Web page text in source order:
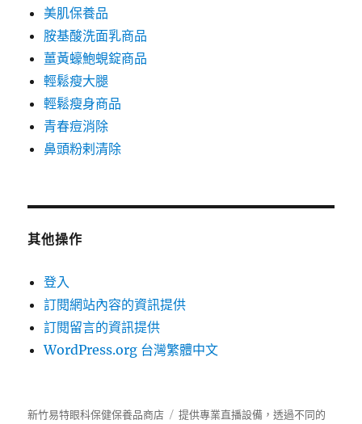
美肌保養品
胺基酸洗面乳商品
薑黃蠔鮑蜆錠商品
輕鬆瘦大腿
輕鬆瘦身商品
青春痘消除
鼻頭粉剌清除
其他操作
登入
訂閱網站內容的資訊提供
訂閱留言的資訊提供
WordPress.org 台灣繁體中文
新竹易特眼科保健保養品商店 提供專業直播設備，透過不同的